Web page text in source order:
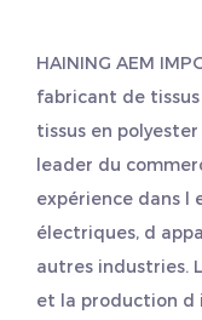
HAINING AEM
fabricant de
tissus en polyester
leader du
expérience dans l
électriques, d
autres industries.
et la production d